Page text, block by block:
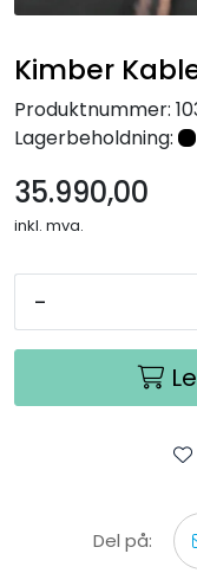
Kimber
Produktnummer:
Lagerbeholdning:
35.990,00
inkl. mva.
-
Del på:
Nettverk
Tilbehør
Merker